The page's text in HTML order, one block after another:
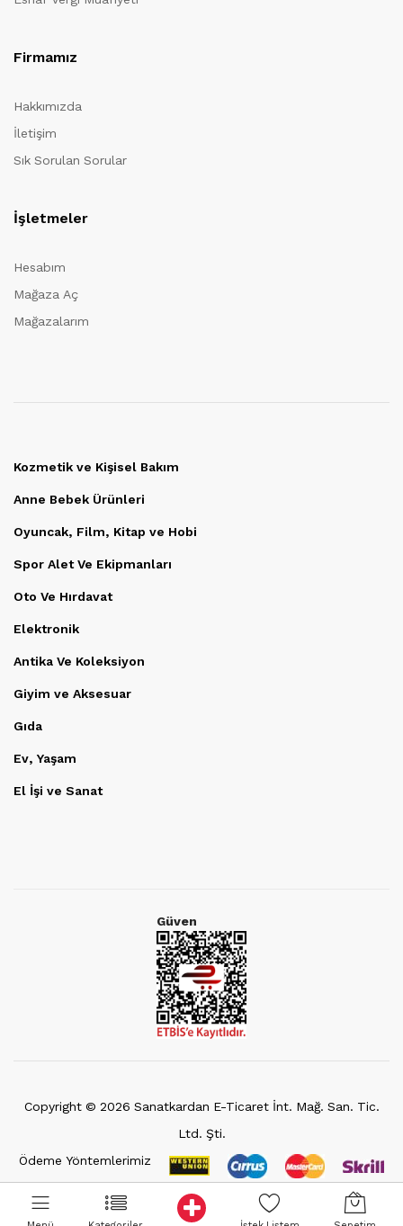
Firmamız
Hakkımızda
İletişim
Sık Sorulan Sorular
İşletmeler
Hesabım
Mağaza Aç
Mağazalarım
Kozmetik ve Kişisel Bakım
Anne Bebek Ürünleri
Oyuncak, Film, Kitap ve Hobi
Spor Alet Ve Ekipmanları
Oto Ve Hırdavat
Elektronik
Antika Ve Koleksiyon
Giyim ve Aksesuar
Gıda
Ev, Yaşam
El İşi ve Sanat
Güven
Copyright © 2026 Sanatkardan E-Ticaret İnt. Mağ. San. Tic.
Ltd. Şti.
Ödeme Yöntemlerimiz